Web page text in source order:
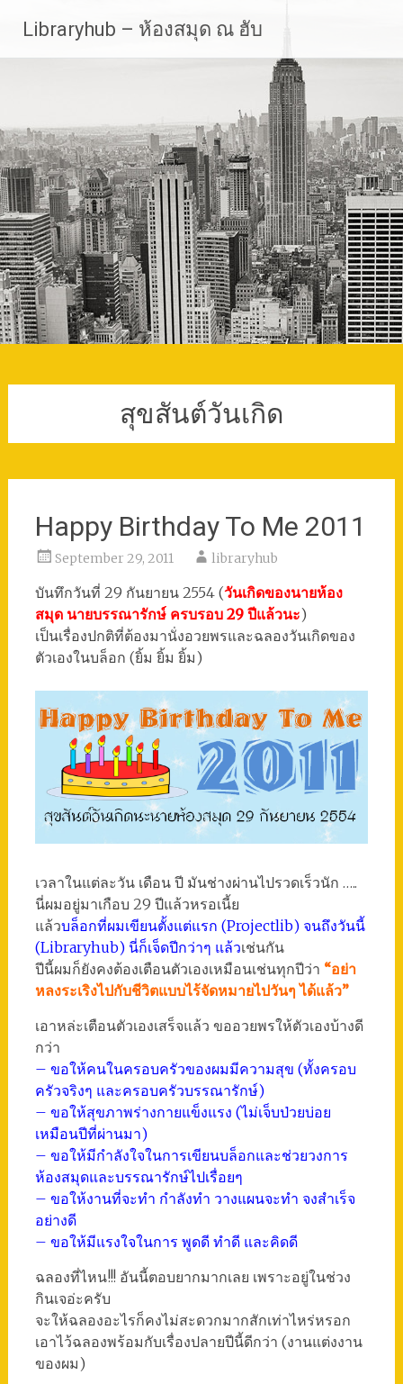
content
Libraryhub – ห้องสมุด ณ ฮับ
สุขสันต์วันเกิด
Happy Birthday To Me 2011
September 29, 2011 libraryhub
บันทึกวันที่ 29 กันยายน 2554 (วันเกิดของนายห้อง
สมุด นายบรรณารักษ์ ครบรอบ 29 ปีแล้วนะ)
เป็นเรื่องปกติที่ต้องมานั่งอวยพรและฉลองวันเกิดของ
ตัวเองในบล็อก (ยิ้ม ยิ้ม ยิ้ม)
เวลาในแต่ละวัน เดือน ปี มันช่างผ่านไปรวดเร็วนัก …..
นี่ผมอยู่มาเกือบ 29 ปีแล้วหรอเนี้ย
แล้วบล็อกที่ผมเขียนตั้งแต่แรก (Projectlib) จนถึงวันนี้
(Libraryhub) นี่ก็เจ็ดปีกว่าๆ แล้วเช่นกัน
ปีนี้ผมก็ยังคงต้องเตือนตัวเองเหมือนเช่นทุกปีว่า “อย่า
หลงระเริงไปกับชีวิตแบบไร้จัดหมายไปวันๆ ได้แล้ว”
เอาหล่ะเตือนตัวเองเสร็จแล้ว ขออวยพรให้ตัวเองบ้างดี
กว่า
– ขอให้คนในครอบครัวของผมมีความสุข (ทั้งครอบ
ครัวจริงๆ และครอบครัวบรรณารักษ์)
– ขอให้สุขภาพร่างกายแข็งแรง (ไม่เจ็บป่วยบ่อย
เหมือนปีที่ผ่านมา)
– ขอให้มีกำลังใจในการเขียนบล็อกและช่วยวงการ
ห้องสมุดและบรรณารักษ์ไปเรื่อยๆ
– ขอให้งานที่จะทำ กำลังทำ วางแผนจะทำ จงสำเร็จ
อย่างดี
– ขอให้มีแรงใจในการ พูดดี ทำดี และคิดดี
ฉลองที่ไหน!!! อันนี้ตอบยากมากเลย เพราะอยู่ในช่วง
กินเจอ่ะครับ
จะให้ฉลองอะไรก็คงไม่สะดวกมากสักเท่าไหร่หรอก
เอาไว้ฉลองพร้อมกับเรื่องปลายปีนี้ดีกว่า (งานแต่งงาน
ของผม)